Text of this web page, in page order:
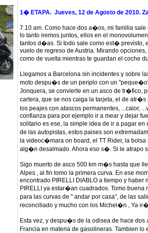
1� ETAPA. Jueves, 12 de Agosto de 2010.
7.10 am. Como hace dos a�os, mi familia
lo tanto iremos juntos, ellos en el
tantos d�as. Si todo sale como est� previsto,
vuelo de regreso de Austria. Mirando
como de vuelta mientras te guardan el coche
Llegamos a Barcelona sin incidentes y sobre
moto despu�s de un periplo con un
Jonquera, se convierte en un asco de tr�fico,
cartera, que se nos caiga la tarjeta, el de atr�s
los peajes con atascos permanentes, ...calor,
confianza para por ejemplo ir a mear y dejar
solitario es ese, la simple idea de ir a pagar
de las autopistas, estos paises son
la videoc�mara on board, el TT Rider, la
alg�n desalmado. Ahora eso s�. Si le atrapo
Sigo muerto de asco 500 km m�s hasta que
Alpes , al fin tomo la primera curva. En ese
encontrado PIRELLI DIABLO a tiempo y haber
PIRELLI ya estar�an cuadrados. Tomo
para las curvas de " andar por casa", de las
reconciliado y mucho con los Michel�n , Ya
Esta vez, y despu�s de la odisea de hace
Francia en materia de gasolineras. Tambien